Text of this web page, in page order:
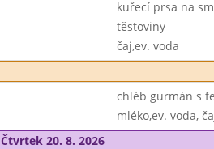
kuřecí prsa na
těstoviny
čaj,ev. voda
chléb gurmán s
mléko,ev. voda,
Čtvrtek 20. 8. 2026